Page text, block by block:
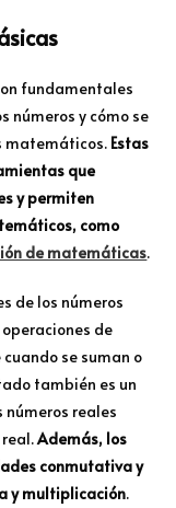
fundamentales
números y cómo se
matemáticos. Estas
que
y permiten
como
de matemáticas.
de los números
de
se suman o
también es un
números reales
real.Además, los
conmutativa y
y multiplicación.